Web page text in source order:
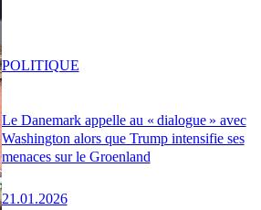
Le Danemark appelle au « dialogue » avec
Washington alors que Trump intensifie ses
menaces sur le Groenland
21.01.2026
POLITIQUE